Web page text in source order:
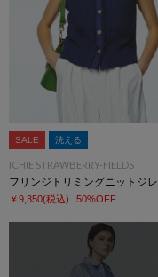
SALE 洗える
ICHIE STRAWBERRY-FIELDS
フリンジトリミングニットジレ
￥9,350(税込) 50%OFF